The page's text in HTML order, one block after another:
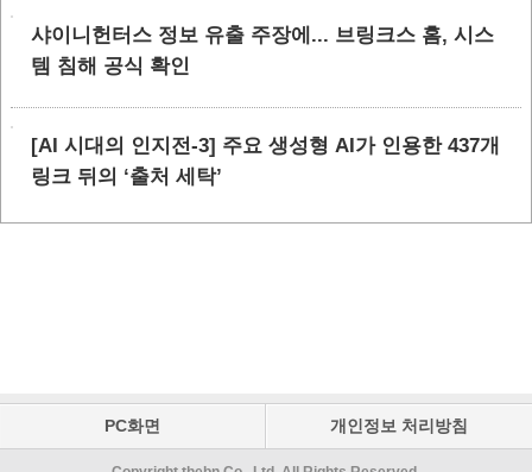
샤이니헌터스 정보 유출 주장에... 브링크스 홈, 시스
템 침해 공식 확인
[AI 시대의 인지전-3] 주요 생성형 AI가 인용한 437개
링크 뒤의 ‘출처 세탁’
PC화면 개인정보 처리방침